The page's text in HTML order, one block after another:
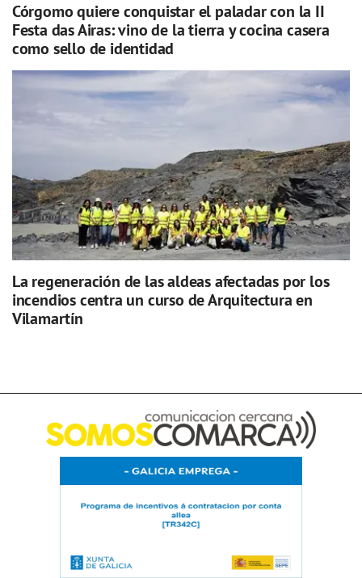
Córgomo quiere conquistar el paladar con la II
Festa das Airas: vino de la tierra y cocina casera
como sello de identidad
La regeneración de las aldeas afectadas por los
incendios centra un curso de Arquitectura en
Vilamartín